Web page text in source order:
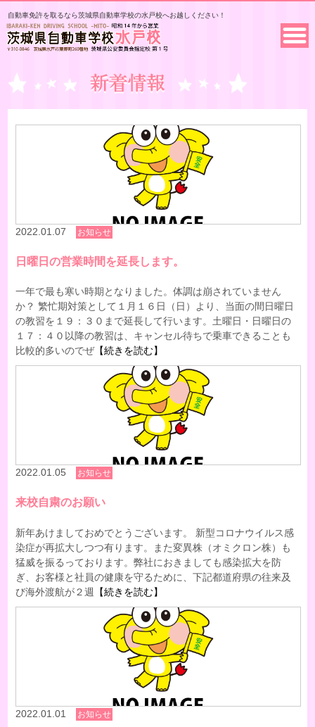
自動車免許を取るなら茨城県自動車学校の水戸校へお越しください！
2022.01.07 お知らせ
日曜日の営業時間を延長します。
一年で最も寒い時期となりました。体調は崩されていません
か？ 繁忙期対策として１月１６日（日）より、当面の間日曜日
の教習を１９：３０まで延長して行います。土曜日・日曜日の
１７：４０以降の教習は、キャンセル待ちで乗車できることも
比較的多いのでぜ【続きを読む】
2022.01.05 お知らせ
来校自粛のお願い
新年あけましておめでとうございます。 新型コロナウイルス感
染症が再拡大しつつ有ります。また変異株（オミクロン株）も
猛威を振るっております。弊社におきましても感染拡大を防
ぎ、お客様と社員の健康を守るために、下記都道府県の往来及
び海外渡航が２週
【続きを読む】
2022.01.01 お知らせ